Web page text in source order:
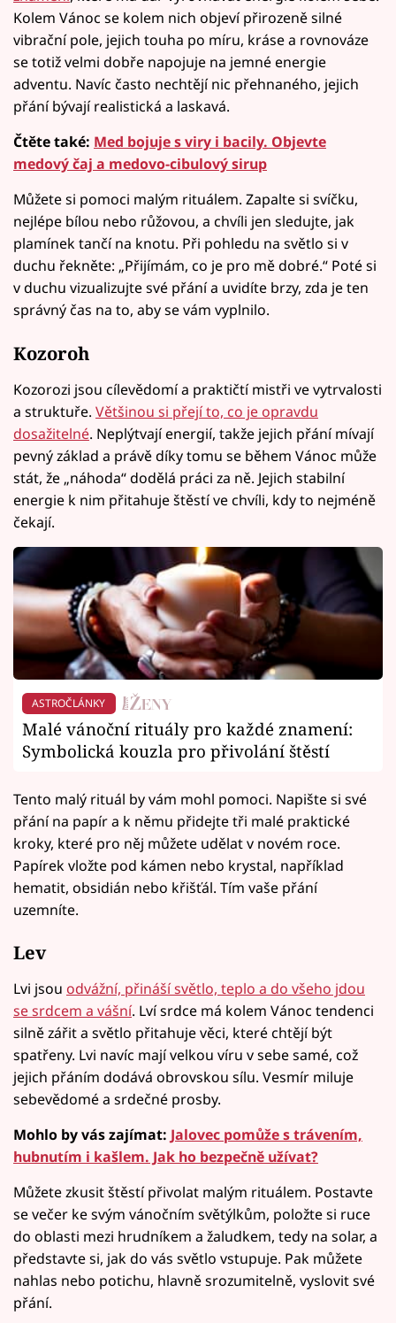
Kolem Vánoc se kolem nich objeví přirozeně silné
vibrační pole, jejich touha po míru, kráse a rovnováze
se totiž velmi dobře napojuje na jemné energie
adventu. Navíc často nechtějí nic přehnaného, jejich
přání bývají realistická a laskavá.
Čtěte také: Med bojuje s viry i bacily. Objevte
medový čaj a medovo-cibulový sirup
Můžete si pomoci malým rituálem. Zapalte si svíčku,
nejlépe bílou nebo růžovou, a chvíli jen sledujte, jak
plamínek tančí na knotu. Při pohledu na světlo si v
duchu řekněte: „Přijímám, co je pro mě dobré.“ Poté si
v duchu vizualizujte své přání a uvidíte brzy, zda je ten
správný čas na to, aby se vám vyplnilo.
Kozoroh
Kozorozi jsou cílevědomí a praktičtí mistři ve vytrvalosti
a struktuře. Většinou si přejí to, co je opravdu
dosažitelné. Neplýtvají energií, takže jejich přání mívají
pevný základ a právě díky tomu se během Vánoc může
stát, že „náhoda“ dodělá práci za ně. Jejich stabilní
energie k nim přitahuje štěstí ve chvíli, kdy to nejméně
čekají.
ASTROČLÁNKY
Malé vánoční rituály pro každé znamení:
Symbolická kouzla pro přivolání štěstí
Tento malý rituál by vám mohl pomoci. Napište si své
přání na papír a k němu přidejte tři malé praktické
kroky, které pro něj můžete udělat v novém roce.
Papírek vložte pod kámen nebo krystal, například
hematit, obsidián nebo křišťál. Tím vaše přání
uzemníte.
Lev
Lvi jsou odvážní, přináší světlo, teplo a do všeho jdou
se srdcem a vášní. Lví srdce má kolem Vánoc tendenci
silně zářit a světlo přitahuje věci, které chtějí být
spatřeny. Lvi navíc mají velkou víru v sebe samé, což
jejich přáním dodává obrovskou sílu. Vesmír miluje
sebevědomé a srdečné prosby.
Mohlo by vás zajímat: Jalovec pomůže s trávením,
hubnutím i kašlem. Jak ho bezpečně užívat?
Můžete zkusit štěstí přivolat malým rituálem. Postavte
se večer ke svým vánočním světýlkům, položte si ruce
do oblasti mezi hrudníkem a žaludkem, tedy na solar, a
představte si, jak do vás světlo vstupuje. Pak můžete
nahlas nebo potichu, hlavně srozumitelně, vyslovit své
přání.